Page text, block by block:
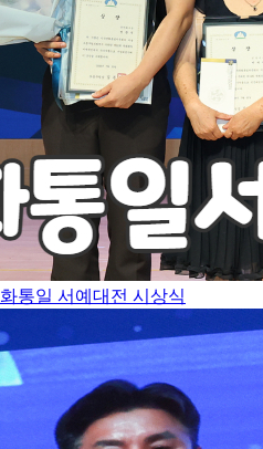
통일 서예대전 시상식